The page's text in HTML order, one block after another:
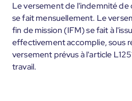
Le versement de l'indemnité de
se fait mensuellement. Le
fin de mission (IFM) se fait à
effectivement accomplie, sous
versement prévus à l'article
travail.